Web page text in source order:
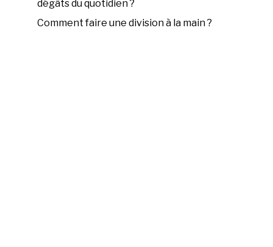
dégâts du quotidien ?
Comment faire une division à la main ?